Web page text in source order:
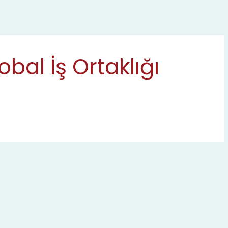
İş Ortaklığı